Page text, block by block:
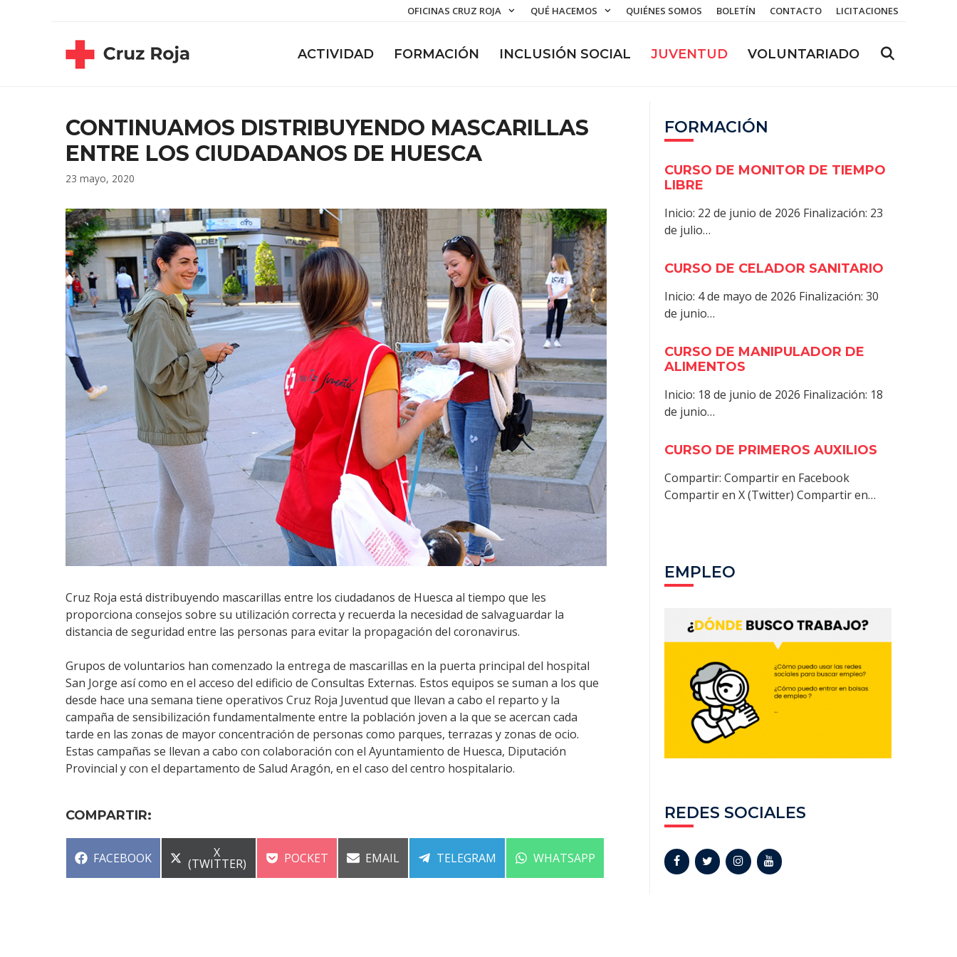
OFICINAS CRUZ ROJA QUÉ HACEMOS QUIÉNES SOMOS BOLETÍN CONTACTO LICITACIONES
ACTIVIDAD FORMACIÓN INCLUSIÓN SOCIAL JUVENTUD VOLUNTARIADO
CONTINUAMOS DISTRIBUYENDO MASCARILLAS
ENTRE LOS CIUDADANOS DE HUESCA
23 mayo, 2020
Cruz Roja está distribuyendo mascarillas entre los ciudadanos de Huesca al tiempo que les
proporciona consejos sobre su utilización correcta y recuerda la necesidad de salvaguardar la
distancia de seguridad entre las personas para evitar la propagación del coronavirus.
Grupos de voluntarios han comenzado la entrega de mascarillas en la puerta principal del hospital
San Jorge así como en el acceso del edificio de Consultas Externas. Estos equipos se suman a los que
desde hace una semana tiene operativos Cruz Roja Juventud que llevan a cabo el reparto y la
campaña de sensibilización fundamentalmente entre la población joven a la que se acercan cada
tarde en las zonas de mayor concentración de personas como parques, terrazas y zonas de ocio.
Estas campañas se llevan a cabo con colaboración con el Ayuntamiento de Huesca, Diputación
Provincial y con el departamento de Salud Aragón, en el caso del centro hospitalario.
COMPARTIR:
COMPARTIR
FACEBOOK COMPARTIR
EN
X
(TWITTER) COMPARTIR
POCKET COMPARTIR
EMAIL COMPARTIR
TELEGRAM COMPARTIR
WHATSAPP
FORMACIÓN
CURSO DE MONITOR DE TIEMPO
LIBRE
Inicio: 22 de junio de 2026 Finalización: 23
de julio…
CURSO DE CELADOR SANITARIO
Inicio: 4 de mayo de 2026 Finalización: 30
de junio…
CURSO DE MANIPULADOR DE
ALIMENTOS
Inicio: 18 de junio de 2026 Finalización: 18
de junio…
CURSO DE PRIMEROS AUXILIOS
Compartir: Compartir en Facebook
Compartir en X (Twitter) Compartir en…
EMPLEO
REDES SOCIALES